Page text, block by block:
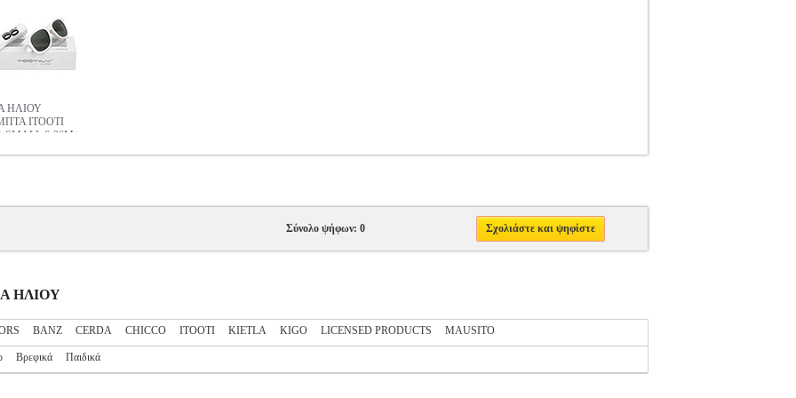
ΗΛΙΟΥ
ITOOTI
6-36Μ+
Σύνολο ψήφων: 0 Σχολιάστε και ψηφίστε
ΗΛΙΟΥ
BANZ CERDA CHICCO ITOOTI KIETLA KIGO LICENSED PRODUCTS MAUSITO
Βρεφικά Παιδικά